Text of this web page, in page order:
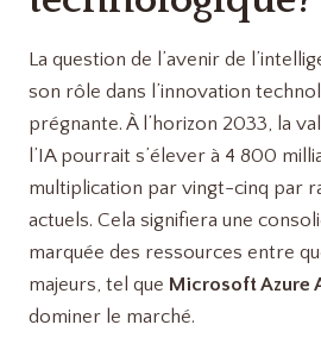
La question de l’avenir de
son rôle dans l’innovation
prégnante. À l’horizon 2033, la
l’IA pourrait s’élever à 4 800
multiplication par vingt-cinq par
actuels. Cela signifiera une
marquée des ressources entre
majeurs, tel que Microsoft Azure
dominer le marché.